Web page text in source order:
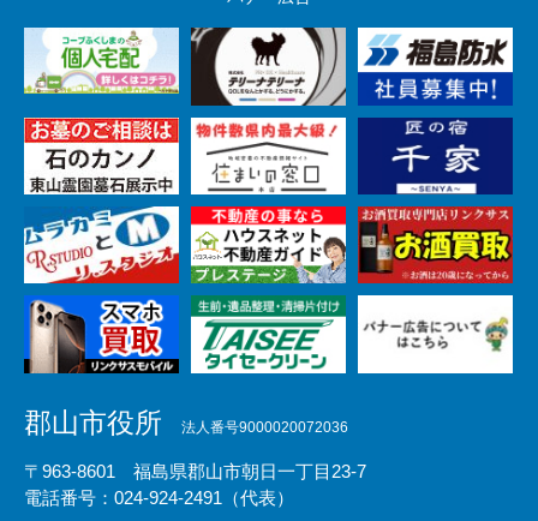
郡山市役所 法人番号9000020072036
〒963-8601 福島県郡山市朝日一丁目23-7
電話番号：024-924-2491（代表）